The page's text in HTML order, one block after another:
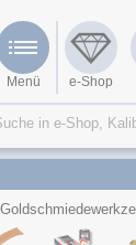
Menü e-Shop